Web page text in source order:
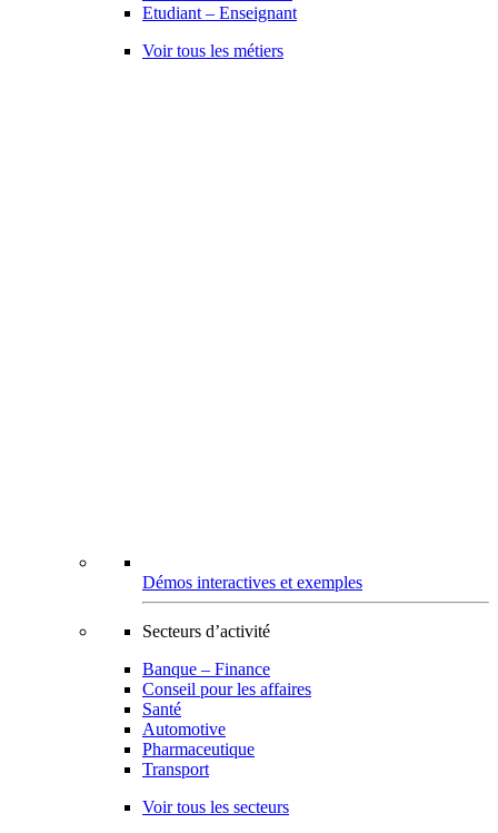
Etudiant – Enseignant
Voir tous les métiers
Démos interactives et exemples
Secteurs d’activité
Banque – Finance
Conseil pour les affaires
Santé
Automotive
Pharmaceutique
Transport
Voir tous les secteurs